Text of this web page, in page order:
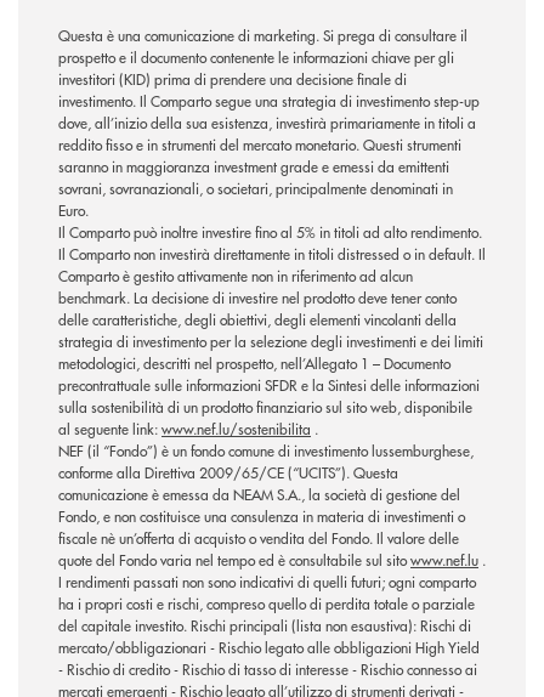
Questa è una comunicazione di marketing. Si prega di consultare il
prospetto e il documento contenente le informazioni chiave per gli
investitori (KID) prima di prendere una decisione finale di
investimento. Il Comparto segue una strategia di investimento step-up
dove, all’inizio della sua esistenza, investirà primariamente in titoli a
reddito fisso e in strumenti del mercato monetario. Questi strumenti
saranno in maggioranza investment grade e emessi da emittenti
sovrani, sovranazionali, o societari, principalmente denominati in
Euro.
Il Comparto può inoltre investire fino al 5% in titoli ad alto rendimento.
Il Comparto non investirà direttamente in titoli distressed o in default. Il
Comparto è gestito attivamente non in riferimento ad alcun
benchmark. La decisione di investire nel prodotto deve tener conto
delle caratteristiche, degli obiettivi, degli elementi vincolanti della
strategia di investimento per la selezione degli investimenti e dei limiti
metodologici, descritti nel prospetto, nell’Allegato 1 – Documento
precontrattuale sulle informazioni SFDR e la Sintesi delle informazioni
sulla sostenibilità di un prodotto finanziario sul sito web, disponibile
al seguente link:www.nef.lu/sostenibilita .
NEF (il “Fondo”) è un fondo comune di investimento lussemburghese,
conforme alla Direttiva 2009/65/CE (“UCITS”). Questa
comunicazione è emessa da NEAM S.A., la società di gestione del
Fondo, e non costituisce una consulenza in materia di investimenti o
fiscale nè un’offerta di acquisto o vendita del Fondo. Il valore delle
quote del Fondo varia nel tempo ed è consultabile sul sitowww.nef.lu .
I rendimenti passati non sono indicativi di quelli futuri; ogni comparto
ha i propri costi e rischi, compreso quello di perdita totale o parziale
del capitale investito. Rischi principali (lista non esaustiva): Rischi di
mercato/obbligazionari - Rischio legato alle obbligazioni High Yield
- Rischio di credito - Rischio di tasso di interesse - Rischio connesso ai
mercati emergenti - Rischio legato all’utilizzo di strumenti derivati -